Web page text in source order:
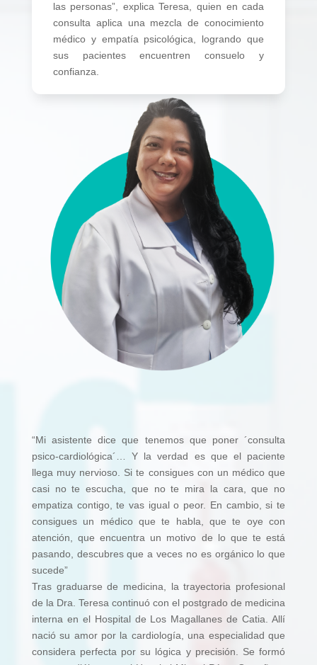
las personas”, explica Teresa, quien en cada
consulta aplica una mezcla de conocimiento
médico y empatía psicológica, logrando que
sus pacientes encuentren consuelo y
confianza.
“Mi asistente dice que tenemos que poner ´consulta
psico-cardiológica´… Y la verdad es que el paciente
llega muy nervioso. Si te consigues con un médico que
casi no te escucha, que no te mira la cara, que no
empatiza contigo, te vas igual o peor. En cambio, si te
consigues un médico que te habla, que te oye con
atención, que encuentra un motivo de lo que te está
pasando, descubres que a veces no es orgánico lo que
sucede”
Tras graduarse de medicina, la trayectoria profesional
de la Dra. Teresa continuó con el postgrado de medicina
interna en el Hospital de Los Magallanes de Catia. Allí
nació su amor por la cardiología, una especialidad que
considera perfecta por su lógica y precisión. Se formó